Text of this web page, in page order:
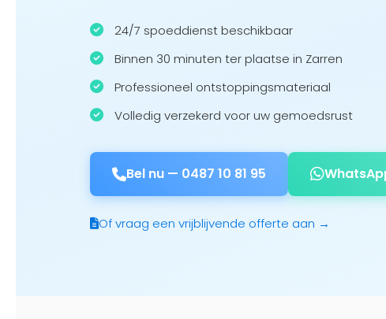
24/7 spoeddienst beschikbaar
Binnen 30 minuten ter plaatse in Zarren
Professioneel ontstoppingsmateriaal
Volledig verzekerd voor uw gemoedsrust
Bel nu — 0487 10 81 95
Of vraag een vrijblijvende offerte aan →